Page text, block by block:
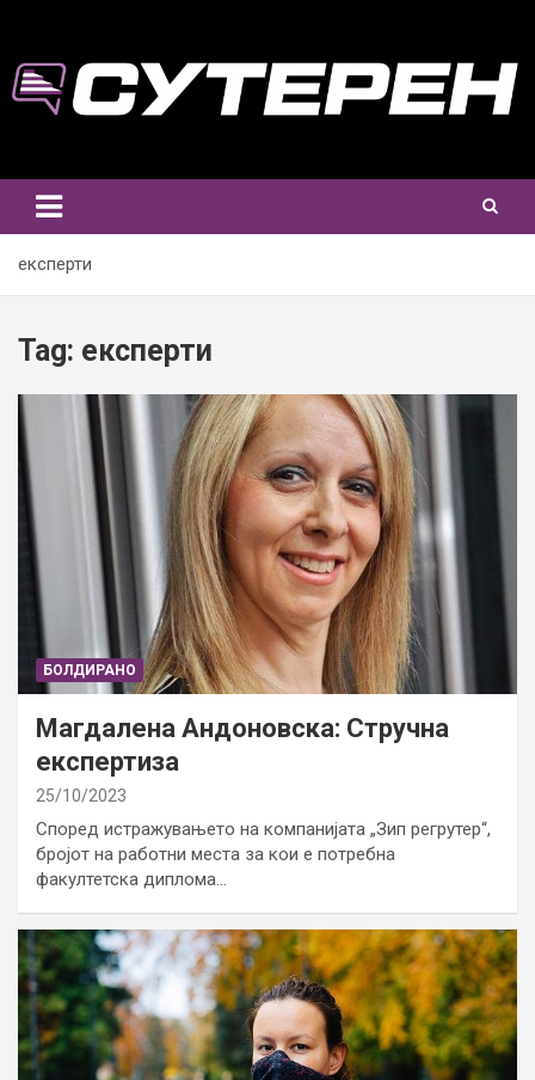
content
експерти
Tag: експерти
БОЛДИРАНО
Магдалена Андоновска: Стручна
експертиза
25/10/2023
Според истражувањето на компанијата „Зип регрутер“,
бројот на работни места за кои е потребна
факултетска диплома…